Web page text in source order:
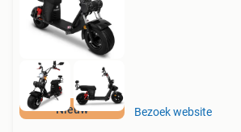
Nieuw Bezoek website